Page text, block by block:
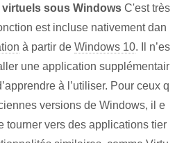
sous⁢ Windows C'est très
est incluse nativement dan
à partir de Windows 10. Il n’es
une application supplémentair
à l’utiliser. Pour ceux q
versions de Windows, il e
tourner vers des applications tier